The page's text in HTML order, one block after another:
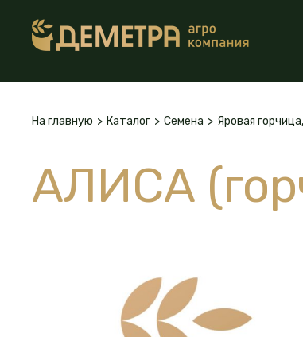
На главную > Каталог > Семена > Яровая
АЛИСА